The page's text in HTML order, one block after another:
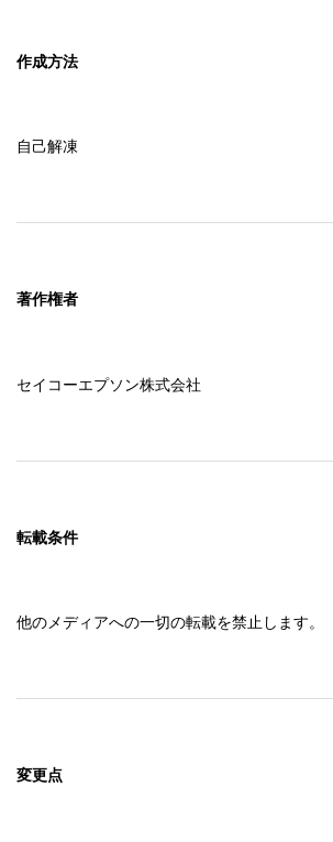
作成方法
自己解凍
著作権者
セイコーエプソン株式会社
転載条件
他のメディアへの一切の転載を禁止します。
変更点